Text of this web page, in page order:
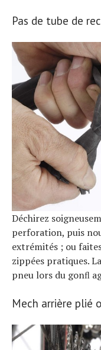
Pas de tube de
Déchirez
perforation, puis
extrémités ; ou
zippées pratiques.
pneu lors du gonﬂ
Mech arrière plié